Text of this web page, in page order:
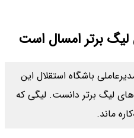
لیگ برتر امسال است
باشگاه استقلال این
لیگ برتر دانست. لیگی که
ماند.